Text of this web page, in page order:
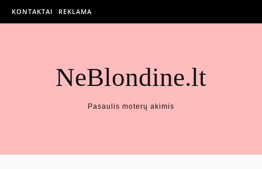
KONTAKTAI REKLAMA
NeBlondine.lt
Pasaulis moterų akimis